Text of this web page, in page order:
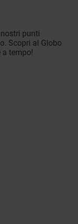
punti
Scopri al Globo
tempo!